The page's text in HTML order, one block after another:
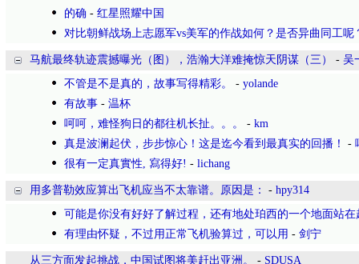
的确 - 红星照耀中国
对比朝鲜战场上志愿军vs美军的作战如何？是否异曲同工呢
马航最终轨迹震撼曝光（图），浩瀚大洋难掩惊天阴谋（三） - 吴
不管是不是真的，故事写得精彩。
- yolande
有故事 - 温杯
呵呵，难怪狗日的都往机长扯。。。
- km
真是波澜起伏，步步惊心！这是迄今看到最真实的回播！
-
很有一定真實性, 寫得好! - lichang
用多普勒效应算出飞机应当不太靠谱。原因是： - hpy314
可能是你没有好好了解过程，还有地处珀西的一个地面站在
有理由怀疑，不过用正常飞机验算过，可以用 - 剑宁
从三方面发起挑战，中国试图将美赶出亚洲。 - SDUSA